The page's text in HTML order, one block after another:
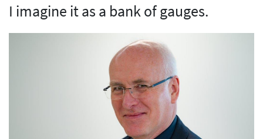
I imagine it as a bank of gauges.